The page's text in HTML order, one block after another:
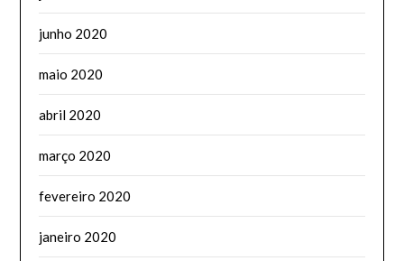
junho 2020
maio 2020
abril 2020
março 2020
fevereiro 2020
janeiro 2020